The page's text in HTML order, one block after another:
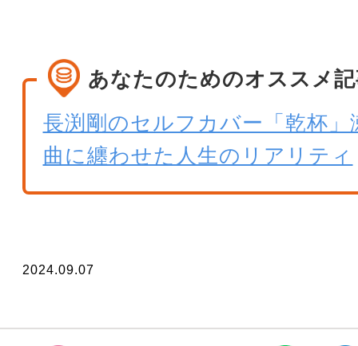
あなたのためのオススメ
長渕剛のセルフカバー「乾杯」
曲に纏わせた人生のリアリティ
2024.09.07